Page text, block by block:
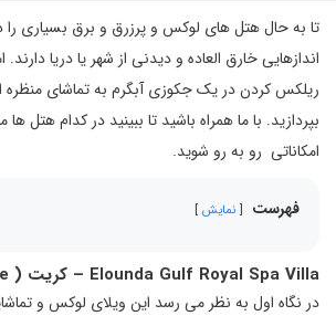
تا به حال هتل های لوکس و پرزرق و برق بسیاری
اندازهایی خارق العاده و دیدنی از شهر یا دریا دارند.
ریلکس کردن در یک جکوزی آبگرم به تماشای منظره
بپردازید. با ما همراه باشید تا ببینید در کدام هتل
امکاناتی رو به رو شوید.
فهرست نمایش
Elounda Gulf Royal Spa Villa – کریت (